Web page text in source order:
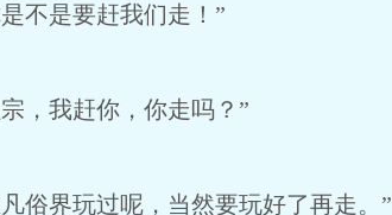
不是要赶我们走！”
，我赶你，你走吗？”
界玩过呢，当然要玩好了再走。”